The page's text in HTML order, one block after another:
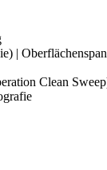
|
Clean